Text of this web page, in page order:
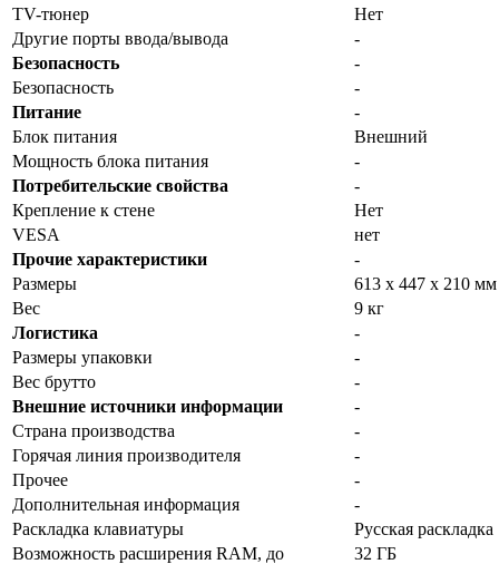
TV-тюнер
Нет
Другие порты ввода/вывода
-
Безопасность
-
Безопасность
-
Питание
-
Блок питания
Внешний
Мощность блока питания
-
Потребительские свойства
-
Крепление к стене
Нет
VESA
нет
Прочие характеристики
-
Размеры
613 x 447 x 210 мм
Вес
9 кг
Логистика
-
Размеры упаковки
-
Вес брутто
-
Внешние источники информации
-
Страна производства
-
Горячая линия производителя
-
Прочее
-
Дополнительная информация
-
Раскладка клавиатуры
Русская раскладка
Возможность расширения RAM, до
32 ГБ